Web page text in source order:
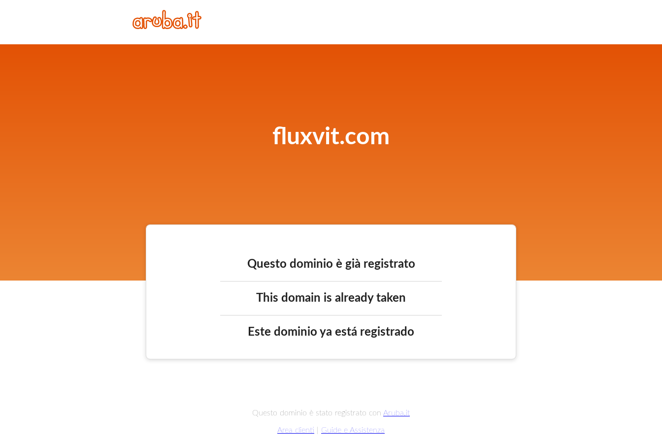
fluxvit.com
Questo dominio è già registrato
This domain is already taken
Este dominio ya está registrado
Questo dominio è stato registrato con Aruba.it
Area clienti Guide e Assistenza